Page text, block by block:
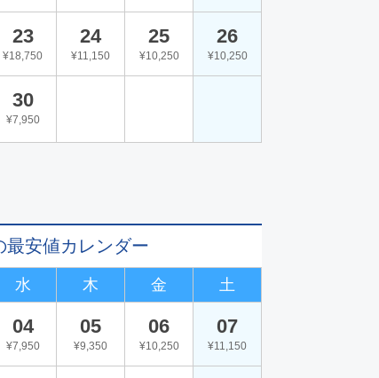
23
¥18,750
24
¥11,150
25
¥10,250
26
¥10,250
30
¥7,950
最安値カレンダー
水 木 金 土
04
¥7,950
05
¥9,350
06
¥10,250
07
¥11,150